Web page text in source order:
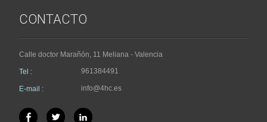
CONTACTO
Calle doctor Marañón, 11 Meliana - Valencia
Tel : 961384491
E-mail : info@4hc.es